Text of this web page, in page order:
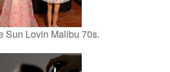
Sun Lovin Malibu 70s.